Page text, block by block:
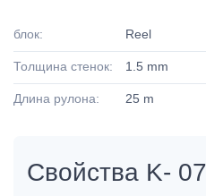
блок: Reel
Толщина стенок: 1.5 mm
Длина рулона: 25 m
Свойства K-